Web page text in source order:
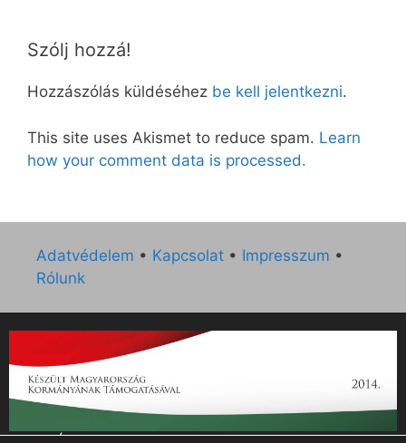
Szólj hozzá!
Hozzászólás küldéséhez be kell jelentkezni.
This site uses Akismet to reduce spam. Learn
how your comment data is processed.
Adatvédelem • Kapcsolat • Impresszum •
Rólunk